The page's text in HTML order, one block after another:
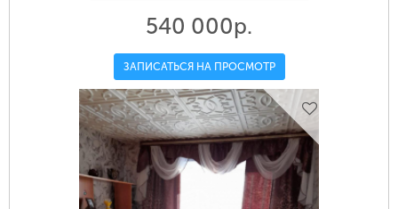
540 000р.
ЗАПИСАТЬСЯ НА ПРОСМОТР